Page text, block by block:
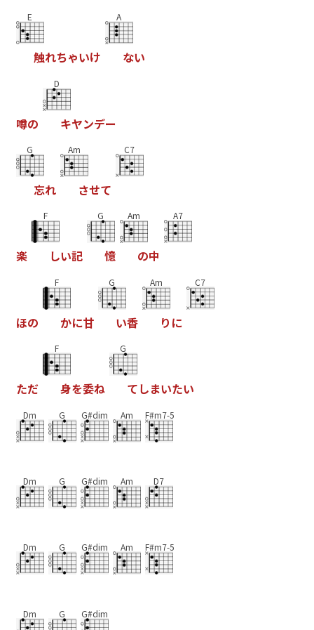
E
触れちゃいけ
A
ない
噂の
D
キヤンデー
G
忘れ
Am
させて
C7
楽
F
しい記
G
憶
Am
の中
A7
ほの
F
かに甘
G
い香
Am
り に
C7
ただ
F
身を委ね
G
てしまいたい
Dm G G#dim Am F#m7-5
Dm G G#dim Am D7
Dm G G#dim Am F#m7-5
Dm G G#dim